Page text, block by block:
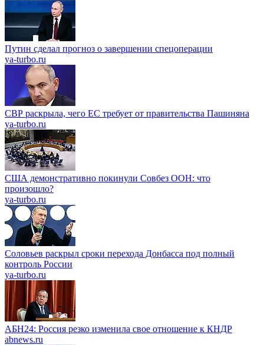
Путин сделал прогноз о завершении спецоперации
ya-turbo.ru
СВР раскрыла, чего ЕС требует от правительства Пашиняна
ya-turbo.ru
США демонстративно покинули Совбез ООН: что
произошло?
ya-turbo.ru
Соловьев раскрыл сроки перехода Донбасса под полный
контроль России
ya-turbo.ru
АБН24: Россия резко изменила свое отношение к КНДР
abnews.ru